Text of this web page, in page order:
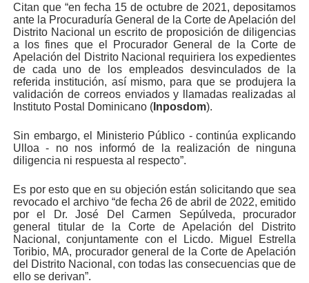
Citan que “en fecha 15 de octubre de 2021, depositamos
ante la Procuraduría General de la Corte de Apelación del
Distrito Nacional un escrito de proposición de diligencias
a los fines que el Procurador General de la Corte de
Apelación del Distrito Nacional requiriera los expedientes
de cada uno de los empleados desvinculados de la
referida institución, así mismo, para que se produjera la
validación de correos enviados y llamadas realizadas al
Instituto Postal Dominicano (Inposdom).
Sin embargo, el Ministerio Público - continúa explicando
Ulloa - no nos informó de la realización de ninguna
diligencia ni respuesta al respecto”.
Es por esto que en su objeción están solicitando que sea
revocado el archivo “de fecha 26 de abril de 2022, emitido
por el Dr. José Del Carmen Sepúlveda, procurador
general titular de la Corte de Apelación del Distrito
Nacional, conjuntamente con el Licdo. Miguel Estrella
Toribio, MA, procurador general de la Corte de Apelación
del Distrito Nacional, con todas las consecuencias que de
ello se derivan”.